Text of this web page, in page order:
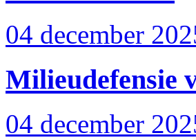
04 december
Milieudefensie
04 december